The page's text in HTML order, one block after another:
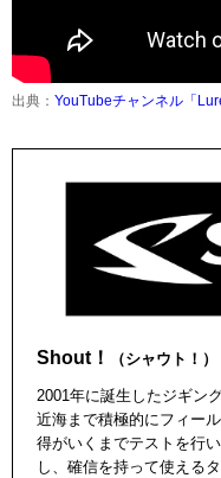
出典： YouTubeチャンネル「
Shout！ （シャウト！）
2001年に誕生したジギン
近海まで積極的にフィー
得がいくまでテストを行
し、確信を持って使える